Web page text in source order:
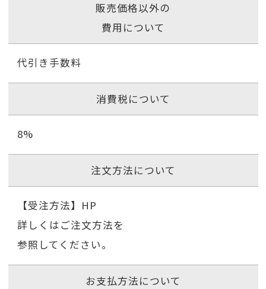
販売価格以外の
費用について
代引き手数料
消費税について
8%
注文方法について
【受注方法】HP
詳しくはご注文方法を
参照してください。
お支払方法について